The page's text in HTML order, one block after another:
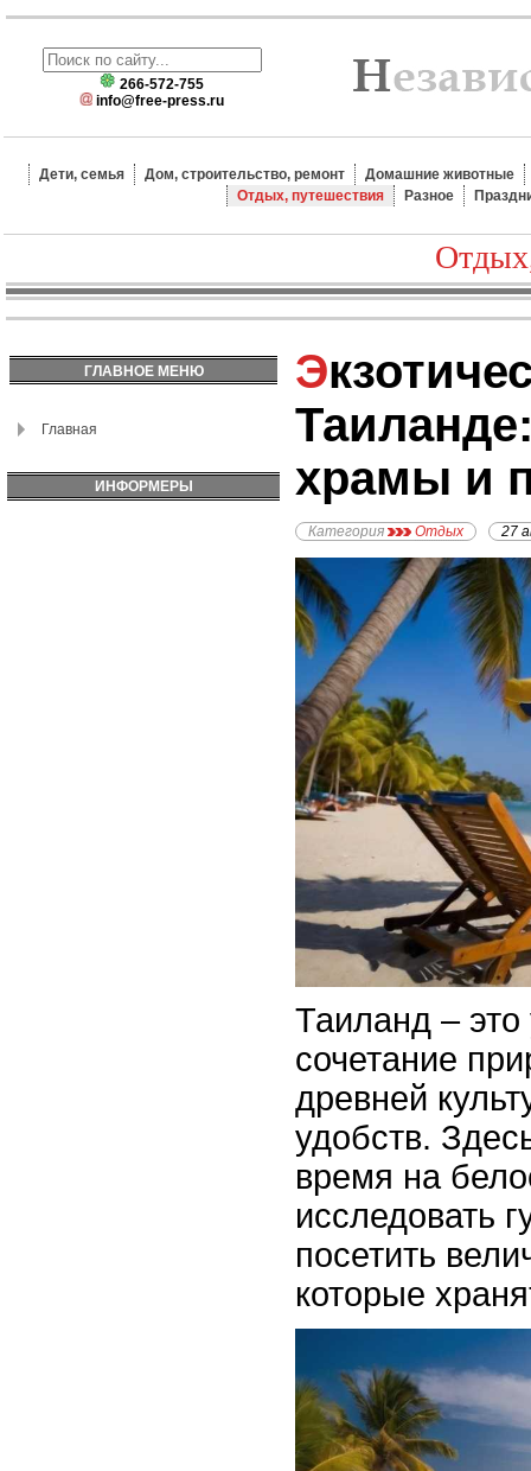
266-572-755
info@free-press.ru
Дети, семья Дом, строительство, ремонт
Домашние животные
Отдых, путешествия
Разное
ГЛАВНОЕ МЕНЮ
Главная
ИНФОРМЕРЫ
Экзотический отдых в
храмы и
Категория Отдых 27
Таиланд – это
сочетание
древней
удобств.
время на
исследовать
посетить
которые